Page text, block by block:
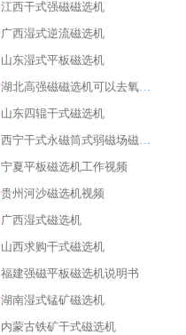
江西干式强磁磁选机
广西湿式逆流磁选机
山东湿式平板磁选机
湖北高强磁磁选机可以去氧化铝
山东四辊干式磁选机
西宁干式永磁筒式弱磁场磁选机结构图
宁夏平板磁选机工作视频
贵州河沙磁选机视频
广西湿式磁选机
山西求购干式磁选机
福建强磁平板磁选机说明书
湖南湿式锰矿磁选机
内蒙古铁矿干式磁选机